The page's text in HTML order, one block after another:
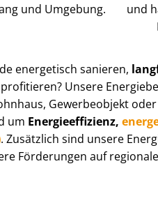
und Umgebung.
und
energetisch sanieren,
Unsere
Gewerbeobjekt
um En­er­gie­ef­fi­zi­enz,
. Zusätzlich sind unsere
Förderungen auf